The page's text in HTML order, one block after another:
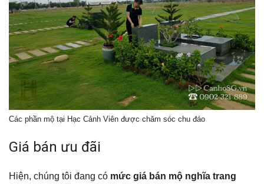
Các phần mộ tại Hạc Cảnh Viên được chăm sóc chu đáo
Giá bán ưu đãi
Hiện, chúng tôi đang có mức giá bán mộ nghĩa trang